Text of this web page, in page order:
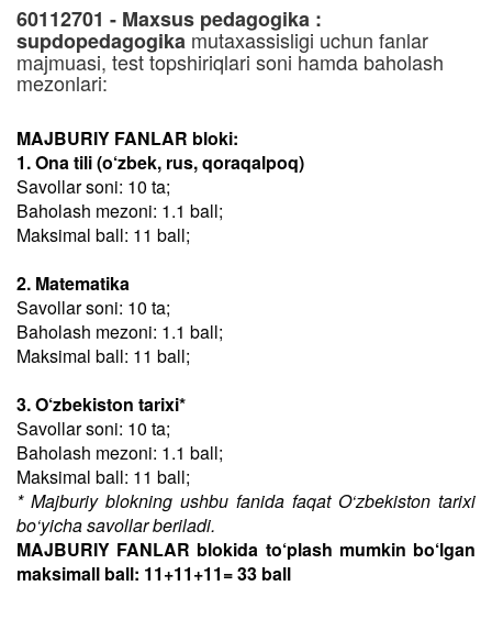
60112701 - Maxsus pedagogika :
supdopedagogika mutaxassisligi uchun fanlar
majmuasi, test topshiriqlari soni hamda baholash
mezonlari:
MAJBURIY FANLAR bloki:
1. Ona tili (o‘zbek, rus, qoraqalpoq)
Savollar soni: 10 ta;
Baholash mezoni: 1.1 ball;
Maksimal ball: 11 ball;
2. Matematika
Savollar soni: 10 ta;
Baholash mezoni: 1.1 ball;
Maksimal ball: 11 ball;
3. O‘zbekiston tarixi*
Savollar soni: 10 ta;
Baholash mezoni: 1.1 ball;
Maksimal ball: 11 ball;
* Majburiy blokning ushbu fanida faqat O‘zbekiston tarixi
bo‘yicha savollar beriladi.
MAJBURIY FANLAR blokida to‘plash mumkin bo‘lgan
maksimall ball: 11+11+11= 33 ball